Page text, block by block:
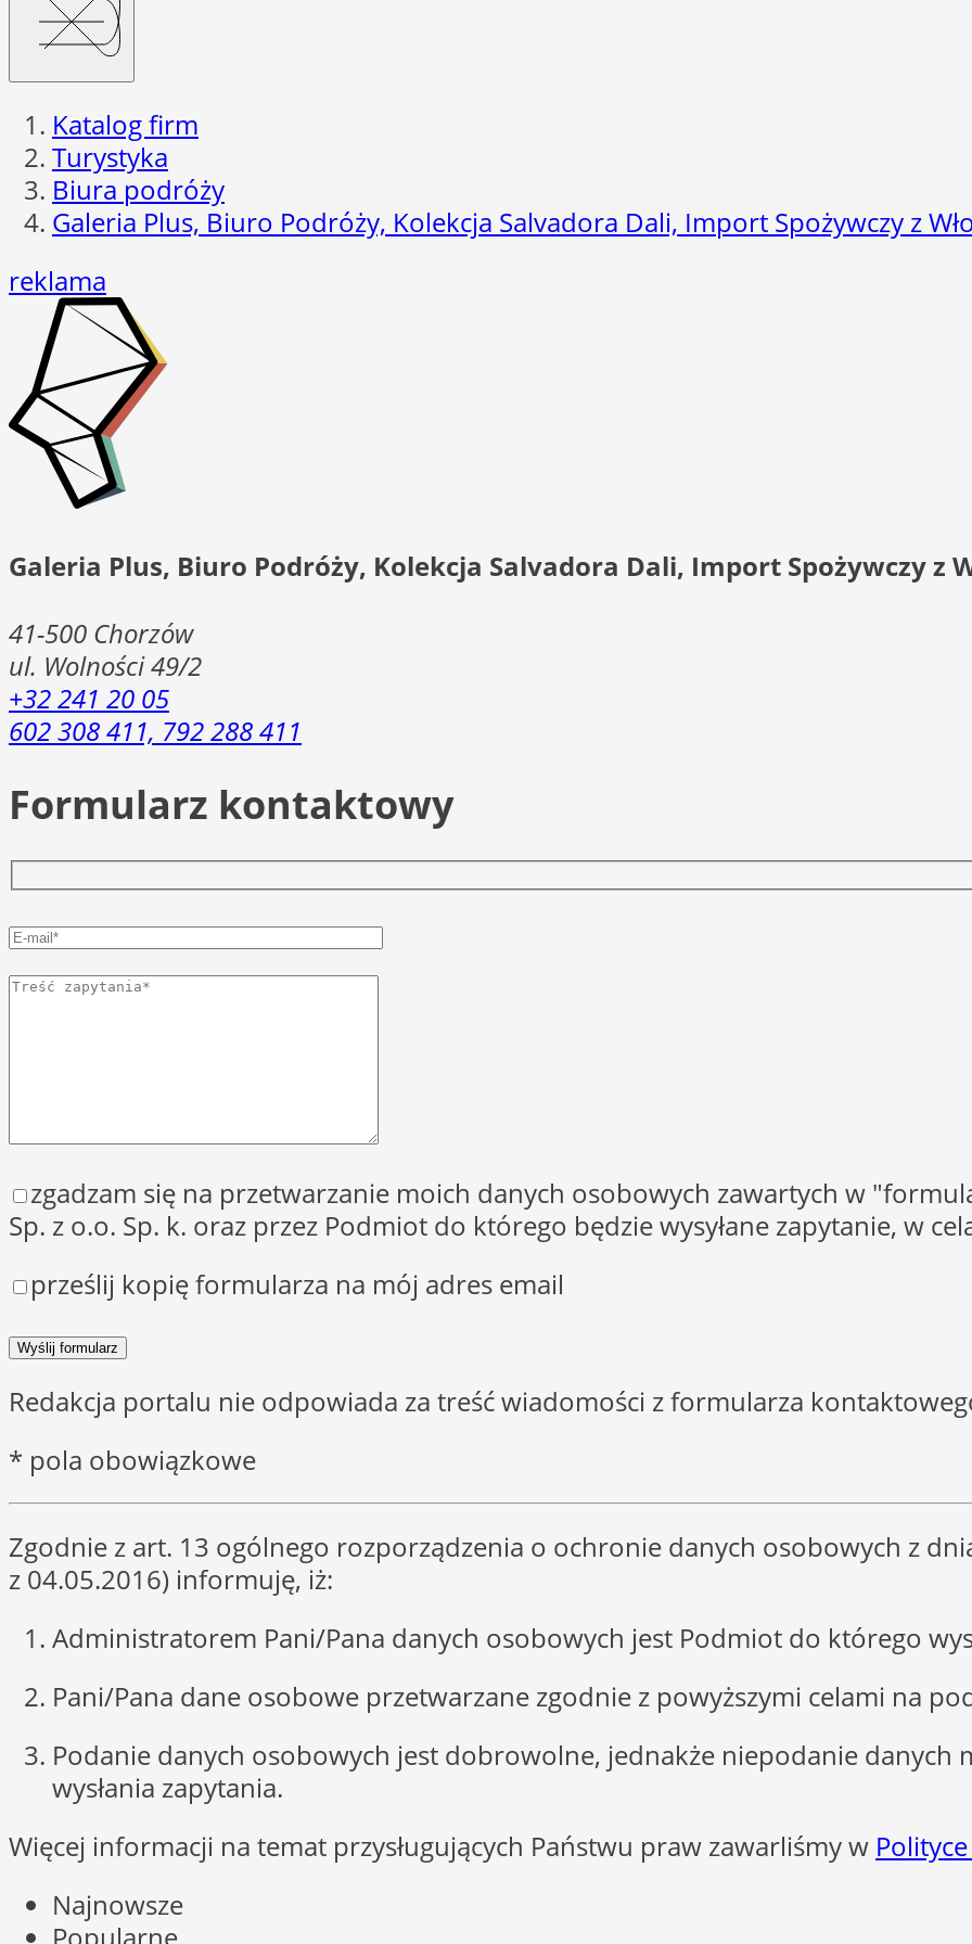
Katalog firm
Turystyka
Biura podróży
Galeria Plus, Biuro Podróży, Kolekcja Salvadora Dali, Import Spożywczy z
reklama
Galeria Plus, Biuro Podróży, Kolekcja Salvadora Dali, Import Spożywczy z
41-500 Chorzów
ul. Wolności 49/2
+32 241 20 05
602 308 411, 792 288 411
Formularz kontaktowy
zgadzam się na przetwarzanie moich danych osobowych zawartych w
Sp. z o.o. Sp. k. oraz przez Podmiot do którego będzie wysyłane zapytanie, w
prześlij kopię formularza na mój adres email
Redakcja portalu nie odpowiada za treść wiadomości z formularza
* pola obowiązkowe
Zgodnie z art. 13 ogólnego rozporządzenia o ochronie danych osobowych z
z 04.05.2016) informuję, iż:
Administratorem Pani/Pana danych osobowych jest Podmiot do którego
Pani/Pana dane osobowe przetwarzane zgodnie z powyższymi celami na
Podanie danych osobowych jest dobrowolne, jednakże niepodanie danych
wysłania zapytania.
Więcej informacji na temat przysługujących Państwu praw zawarliśmy w
Najnowsze
Popularne